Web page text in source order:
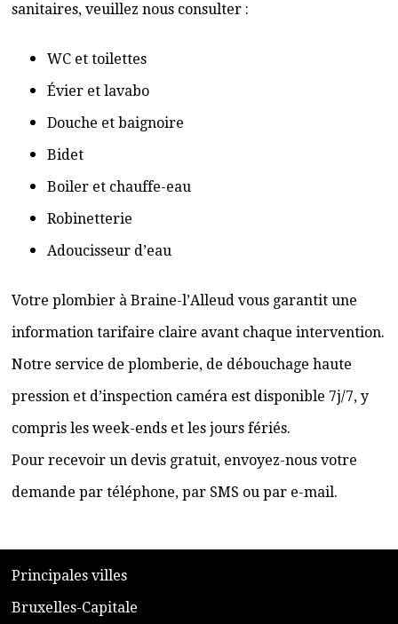
sanitaires, veuillez nous consulter :
WC et toilettes
Évier et lavabo
Douche et baignoire
Bidet
Boiler et chauffe-eau
Robinetterie
Adoucisseur d’eau
Votre plombier à Braine-l’Alleud vous garantit une
information tarifaire claire avant chaque intervention.
Notre service de plomberie, de débouchage haute
pression et d’inspection caméra est disponible 7j/7, y
compris les week-ends et les jours fériés.
Pour recevoir un devis gratuit, envoyez-nous votre
demande par téléphone, par SMS ou par e-mail.
​Principales villes
​Bruxelles-Capitale